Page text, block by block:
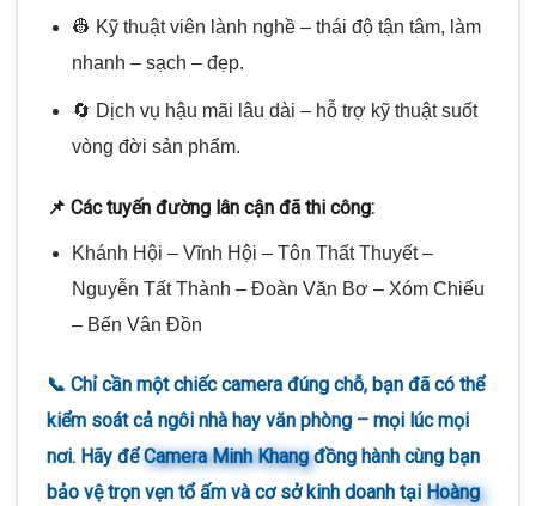
👷 Kỹ thuật viên lành nghề – thái độ tận tâm, làm
nhanh – sạch – đẹp.
🔄 Dịch vụ hậu mãi lâu dài – hỗ trợ kỹ thuật suốt
vòng đời sản phẩm.
📌 Các tuyến đường lân cận đã thi công:
Khánh Hội – Vĩnh Hội – Tôn Thất Thuyết –
Nguyễn Tất Thành – Đoàn Văn Bơ – Xóm Chiếu
– Bến Vân Đồn
📞 Chỉ cần một chiếc camera đúng chỗ, bạn đã có thể
kiểm soát cả ngôi nhà hay văn phòng – mọi lúc mọi
nơi. Hãy đểCamera Minh Khangđồng hành cùng bạn
bảo vệ trọn vẹn tổ ấm và cơ sở kinh doanh tại Hoàng